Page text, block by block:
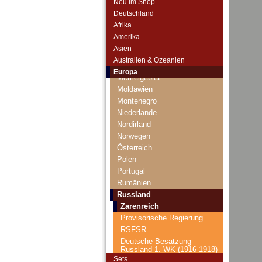
Deutschland
Afrika
Amerika
Asien
Australien & Ozeanien
Europa
Mazedonien
Memelgebiet
Moldawien
Montenegro
Niederlande
Nordirland
Norwegen
Österreich
Polen
Portugal
Rumänien
Russland
Zarenreich
Provisorische Regierung
RSFSR
Deutsche Besatzung
Russland 1. WK (1916-1918)
Sets